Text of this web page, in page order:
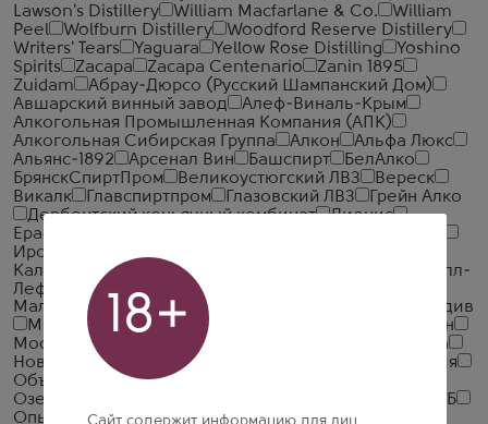
Lawson's Distillery
William Macfarlane & Co.
William
Peel
Wolfburn Distillery
Woodford Reserve Distillery
Writers' Tears
Yaguara Yellow Rose Distilling
Yoshino
Spirits
Zacapa Zacapa Centenario
Zanin 1895
Zuidam
Абрау-Дюрсо (Русский Шампанский Дом)
Авшарский винный завод
Алеф-Виналь-Крым
Алкогольная Промышленная Компания (АПК)
Алкогольная Сибирская Группа
Алкон
Альфа Люкс
Альянс-1892
Арсенал Вин Башспирт
БелАлко
БрянскСпиртПром
Великоустюгский ЛВЗ
Вереск
Викалк
Главспиртпром Глазовский ЛВЗ
Грейн Алко
Дербентский коньячный комбинат
Дионис
Ерасхский винный завод
Иронсан
Калужский Кристалл
Кристалл-
Лефортово ГК
Ладога
Малиновщизненский Спиртоводочный Завод Аквадив
Минск Кристалл
Минский завод виноградных вин
Московский завод Кристалл
Нива
Новокубанское
Объединенная Водочная Компания
Объединенные Пензенские Водочные Заводы
Озерский спиртоводочный завод (ОСВЗ)
ООО ССБ
Опытный завод НИВА
Первомайский Первый
18+
Сайт содержит информацию для лиц